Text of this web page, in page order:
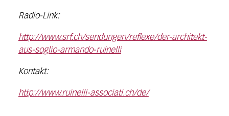
Radio-Link:
http://www.srf.ch/sendungen/reflexe/der-architekt-
aus-soglio-armando-ruinelli
Kontakt:
http://www.ruinelli-associati.ch/de/